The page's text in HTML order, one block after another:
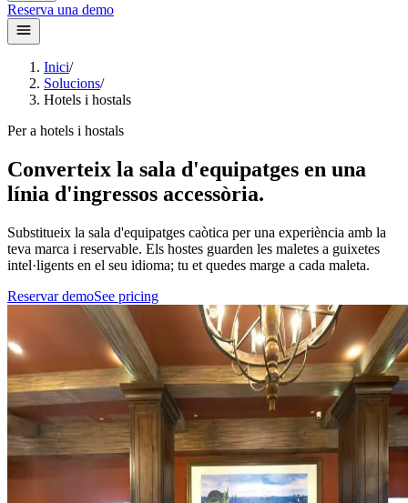
Reserva una demo
Inici/
Solucions/
Hotels i hostals
Per a hotels i hostals
Converteix la sala d'equipatges en una
línia d'ingressos accessòria.
Substitueix la sala d'equipatges caòtica per una experiència amb la
teva marca i reservable. Els hostes guarden les maletes a guixetes
intel·ligents en el seu idioma; tu et quedes marge a cada maleta.
Reservar demoSee pricing